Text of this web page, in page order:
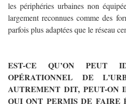
les périphéries urbaines non
largement reconnues comme des
parfois plus adaptées que le réseau
EST-CE QU’ON PEUT
OPÉRATIONNEL DE
AUTREMENT DIT, PEUT-ON
QUI ONT PERMIS DE FAIRE